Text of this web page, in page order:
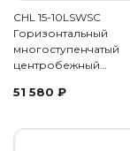
CHL 15-10LSWSC
Горизонтальный
многоступенчатый
центробежный…
51 580 ₽